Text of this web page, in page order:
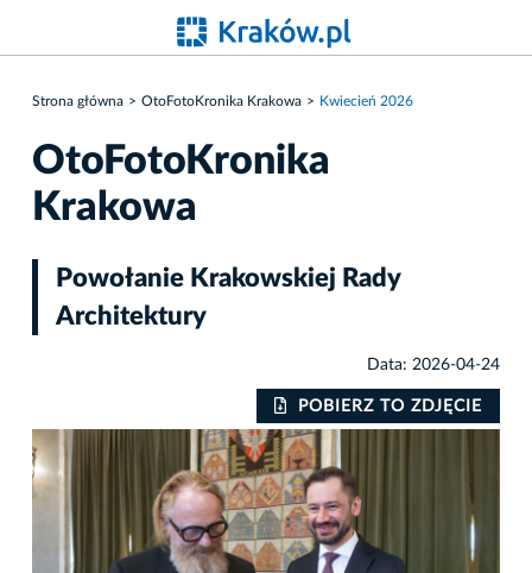
Strona główna OtoFotoKronika Krakowa Kwiecień 2026
OtoFotoKronika
Krakowa
Powołanie Krakowskiej Rady
Architektury
Data: 2026-04-24
POBIERZ TO ZDJĘCIE